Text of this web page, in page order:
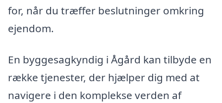
for, når du træffer beslutninger omkring
ejendom.
En byggesagkyndig i Ågård kan tilbyde en
række tjenester, der hjælper dig med at
navigere i den komplekse verden af